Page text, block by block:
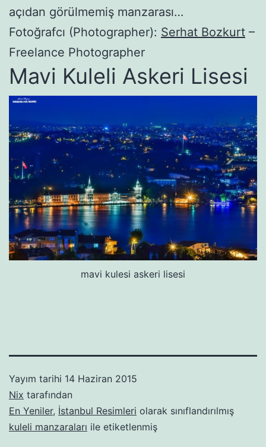
açıdan görülmemiş manzarası…
Fotoğrafcı (Photographer): Serhat Bozkurt –
Freelance Photographer
Mavi Kuleli Askeri Lisesi
mavi kulesi askeri lisesi
Yayım tarihi 14 Haziran 2015
Nix tarafından
En Yeniler, İstanbul Resimleri olarak sınıflandırılmış
kuleli manzaraları ile etiketlenmiş